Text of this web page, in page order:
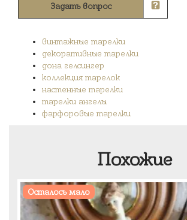
Задать вопрос
винтажные тарелки
декоративные тарелки
дона гелсингер
коллекция тарелок
настенные тарелки
тарелки ангелы
фарфоровые тарелки
Похожие
Осталось мало